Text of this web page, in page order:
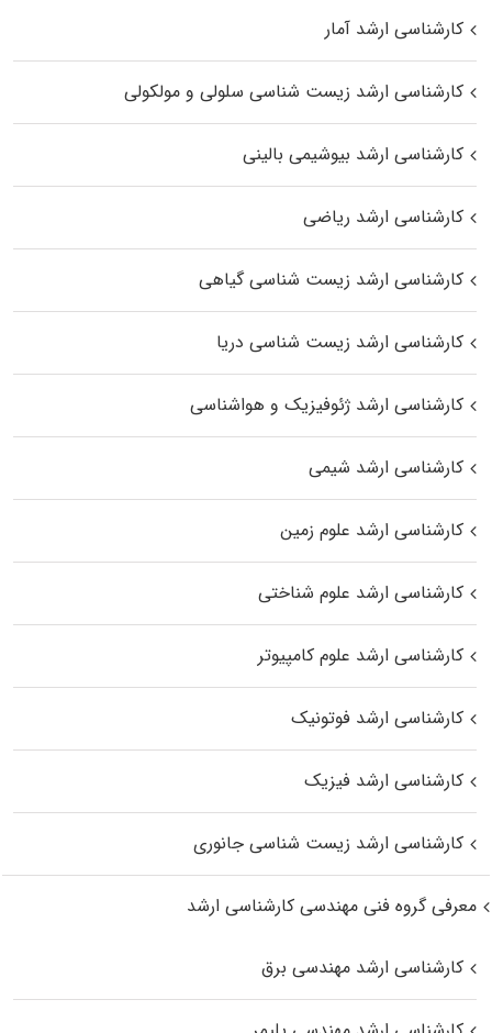
کارشناسی ارشد آمار
کارشناسی ارشد زیست شناسی سلولی و مولکولی
کارشناسی ارشد بیوشیمی بالینی
کارشناسی ارشد ریاضی
کارشناسی ارشد زیست‌ شناسی گیاهی
کارشناسی ارشد زیست‌ شناسی دریا
کارشناسی ارشد ژئوفیزیک و هواشناسی
کارشناسی ارشد شیمی
کارشناسی ارشد علوم زمین
کارشناسی ارشد علوم شناختی
کارشناسی ارشد علوم کامپیوتر
کارشناسی ارشد فوتونیک
کارشناسی ارشد فیزیک
کارشناسی ارشد زیست‌ شناسی جانوری
معرفی گروه فنی مهندسی کارشناسی ارشد
کارشناسی ارشد مهندسی برق